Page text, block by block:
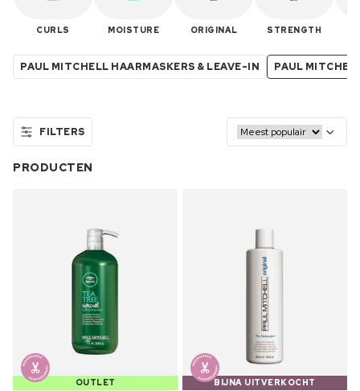
CURLS MOISTURE ORIGINAL STRENGTH
PAUL MITCHELL HAARMASKERS & LEAVE-IN PAUL
FILTERS
PRODUCTEN
OUTLET
BIJNA UITVERKOCHT